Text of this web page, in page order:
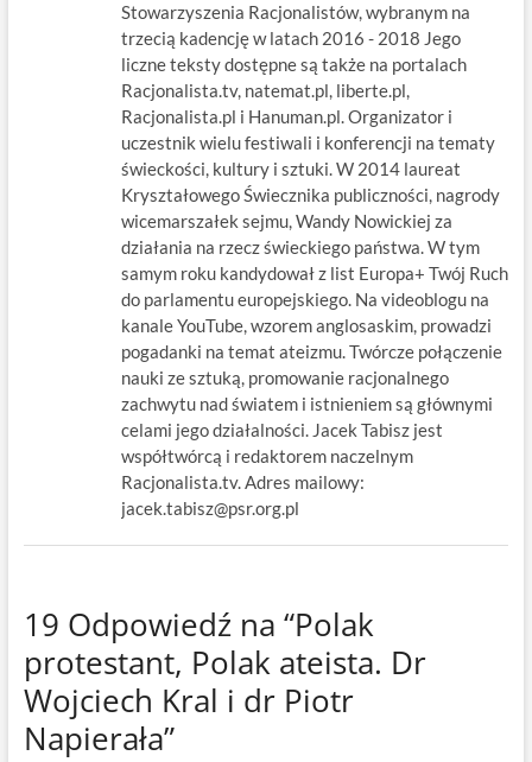
Stowarzyszenia Racjonalistów, wybranym na
trzecią kadencję w latach 2016 - 2018 Jego
liczne teksty dostępne są także na portalach
Racjonalista.tv, natemat.pl, liberte.pl,
Racjonalista.pl i Hanuman.pl. Organizator i
uczestnik wielu festiwali i konferencji na tematy
świeckości, kultury i sztuki. W 2014 laureat
Kryształowego Świecznika publiczności, nagrody
wicemarszałek sejmu, Wandy Nowickiej za
działania na rzecz świeckiego państwa. W tym
samym roku kandydował z list Europa+ Twój Ruch
do parlamentu europejskiego. Na videoblogu na
kanale YouTube, wzorem anglosaskim, prowadzi
pogadanki na temat ateizmu. Twórcze połączenie
nauki ze sztuką, promowanie racjonalnego
zachwytu nad światem i istnieniem są głównymi
celami jego działalności. Jacek Tabisz jest
współtwórcą i redaktorem naczelnym
Racjonalista.tv. Adres mailowy:
jacek.tabisz@psr.org.pl
19 Odpowiedź na “Polak
protestant, Polak ateista. Dr
Wojciech Kral i dr Piotr
Napierała”